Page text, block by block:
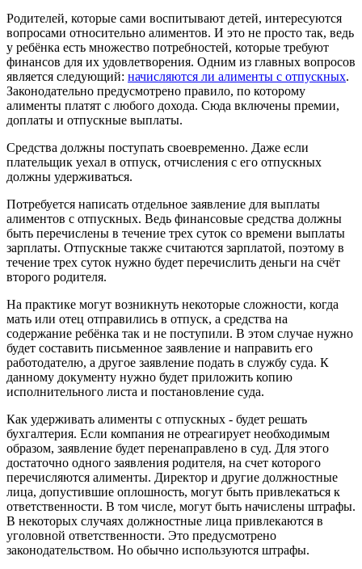
Родителей, которые сами воспитывают детей, интересуются
вопросами относительно алиментов. И это не просто так, ведь
у ребёнка есть множество потребностей, которые требуют
финансов для их удовлетворения. Одним из главных вопросов
является следующий: начисляются ли алименты с отпускных.
Законодательно предусмотрено правило, по которому
алименты платят с любого дохода. Сюда включены премии,
доплаты и отпускные выплаты.
Средства должны поступать своевременно. Даже если
плательщик уехал в отпуск, отчисления с его отпускных
должны удерживаться.
Потребуется написать отдельное заявление для выплаты
алиментов с отпускных. Ведь финансовые средства должны
быть перечислены в течение трех суток со времени выплаты
зарплаты. Отпускные также считаются зарплатой, поэтому в
течение трех суток нужно будет перечислить деньги на счёт
второго родителя.
На практике могут возникнуть некоторые сложности, когда
мать или отец отправились в отпуск, а средства на
содержание ребёнка так и не поступили. В этом случае нужно
будет составить письменное заявление и направить его
работодателю, а другое заявление подать в службу суда. К
данному документу нужно будет приложить копию
исполнительного листа и постановление суда.
Как удерживать алименты с отпускных - будет решать
бухгалтерия. Если компания не отреагирует необходимым
образом, заявление будет перенаправлено в суд. Для этого
достаточно одного заявления родителя, на счет которого
перечисляются алименты. Директор и другие должностные
лица, допустившие оплошность, могут быть привлекаться к
ответственности. В том числе, могут быть начислены штрафы.
В некоторых случаях должностные лица привлекаются в
уголовной ответственности. Это предусмотрено
законодательством. Но обычно используются штрафы.